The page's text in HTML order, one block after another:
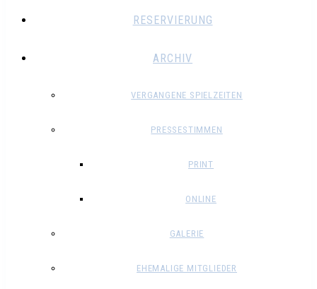
RESERVIERUNG
ARCHIV
VERGANGENE SPIELZEITEN
PRESSESTIMMEN
PRINT
ONLINE
GALERIE
EHEMALIGE MITGLIEDER